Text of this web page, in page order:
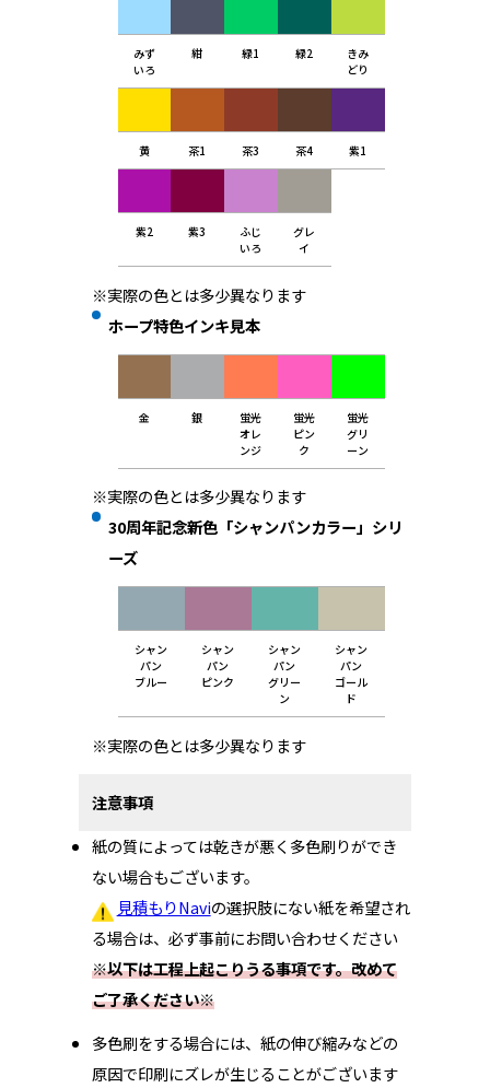
みず
いろ
紺 緑1 緑2
きみ
どり
黄 茶1 茶3 茶4 紫1
紫2 紫3
ふじ
いろ
グレ
イ
※実際の色とは多少異なります
ホープ特色インキ見本
金 銀
蛍光
オレ
ンジ
蛍光
ピン
ク
蛍光
グリ
ーン
※実際の色とは多少異なります
30周年記念新色「シャンパンカラー」シリ
ーズ
シャン
パン
ブルー
シャン
パン
ピンク
シャン
パン
グリー
ン
シャン
パン
ゴール
ド
※実際の色とは多少異なります
注意事項
紙の質によっては乾きが悪く多色刷りができ
ない場合もございます。
見積もりNaviの選択肢にない紙を希望され
る場合は、必ず事前にお問い合わせください
※以下は工程上起こりうる事項です。改めて
ご了承ください※
多色刷をする場合には、紙の伸び縮みなどの
原因で印刷にズレが生じることがございます